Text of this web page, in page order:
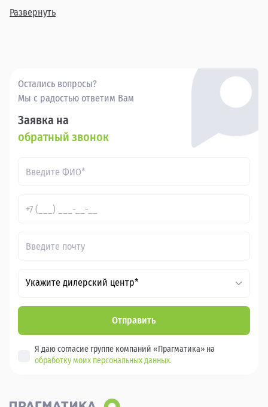
свои нужды. Выбор подержанного Infiniti EX в Прагматика в
Мурманске — это возможность приобрести проверенный
Развернуть
Остались вопросы?
Мы с радостью ответим Вам
Заявка на
обратный звонок
Укажите дилерский центр*
Отправить
Я даю согласие группе компаний «Прагматика» на
обработку моих персональных данных.